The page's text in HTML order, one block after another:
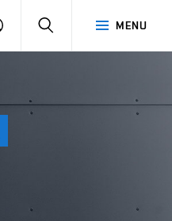
MENU
PŘIHLÁSIT